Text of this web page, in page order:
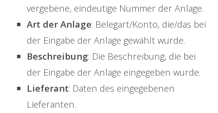
vergebene, eindeutige Nummer der Anlage.
Art der Anlage: Belegart/Konto, die/das bei
der Eingabe der Anlage gewählt wurde.
Beschreibung: Die Beschreibung, die bei
der Eingabe der Anlage eingegeben wurde.
Lieferant: Daten des eingegebenen
Lieferanten.